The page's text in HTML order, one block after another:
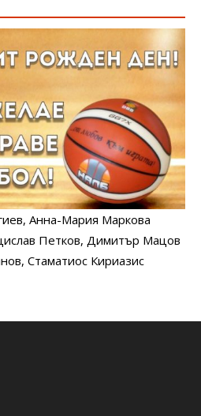
, Анна-Мария Маркова
Петков, Димитър Мацов
, Стаматиос Кириазис